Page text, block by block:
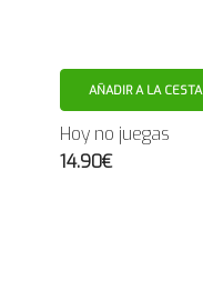
AÑADIR A LA CESTA
Hoy no juegas
14.90€